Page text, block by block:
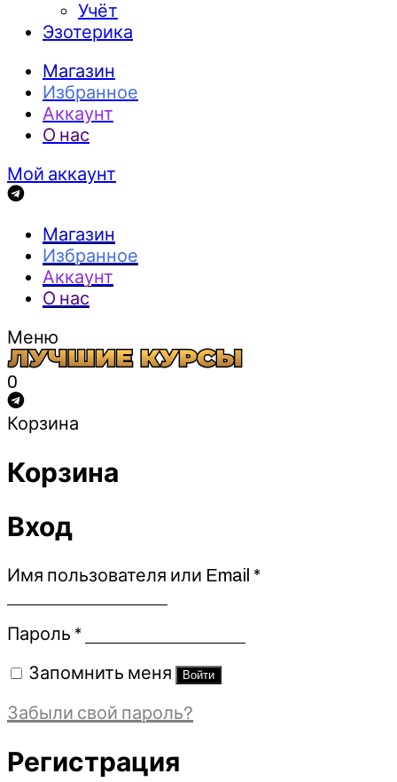
Учёт
Эзотерика
Магазин
Избранное
Аккаунт
О нас
Мой аккаунт
Магазин
Избранное
Аккаунт
О нас
Меню
0
Корзина
Корзина
Вход
Имя пользователя или Email *Обязательно
Пароль *Обязательно
Запомнить меня Войти
Забыли свой пароль?
Регистрация